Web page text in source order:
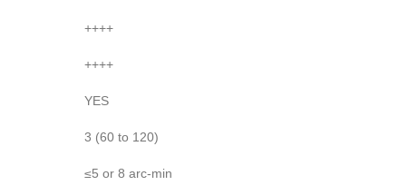
++++
++++
YES
3 (60 to 120)
≤5 or 8 arc-min